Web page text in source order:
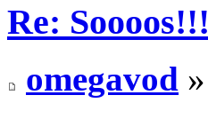
Re:
omegavod